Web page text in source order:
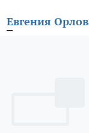
Евгения